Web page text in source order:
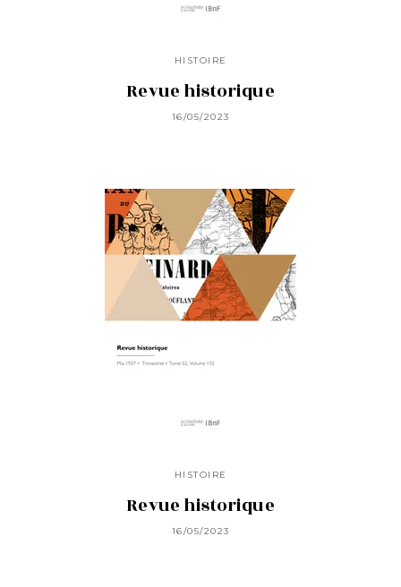
HISTOIRE
Revue historique
16/05/2023
HISTOIRE
Revue historique
16/05/2023